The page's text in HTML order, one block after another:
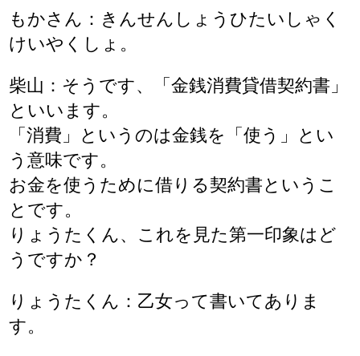
もかさん：きんせんしょうひたいしゃく
けいやくしょ。
柴山：そうです、「金銭消費貸借契約書」
といいます。
「消費」というのは金銭を「使う」とい
う意味です。
お金を使うために借りる契約書というこ
とです。
りょうたくん、これを見た第一印象はど
うですか？
りょうたくん：乙女って書いてありま
す。